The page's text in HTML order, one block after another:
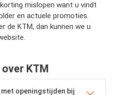
mislopen want u vindt
en actuele promoties.
de KTM, dan kunnen we u
KTM
met openingstijden bij